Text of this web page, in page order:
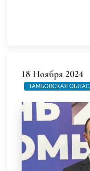
18 Ноября 2024
ТАМБОВСКАЯ